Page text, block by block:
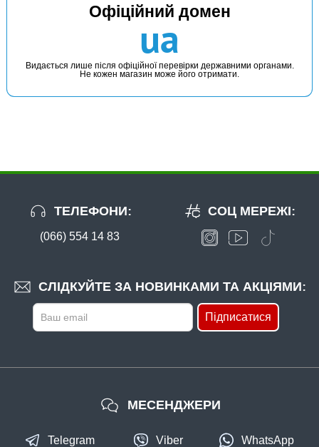
КУПИТИ
71 грн
Офіційний домен
ua
Видається лише після офіційної перевірки державними органами.
Не кожен магазин може його отримати.
ТЕЛЕФОНИ:
(066) 554 14 83
СЛІДКУЙТЕ ЗА НОВИНКАМИ ТА АКЦІЯМИ:
Підписатися
СОЦ МЕРЕЖІ:
МЕСЕНДЖЕРИ
Telegram Viber WhatsApp